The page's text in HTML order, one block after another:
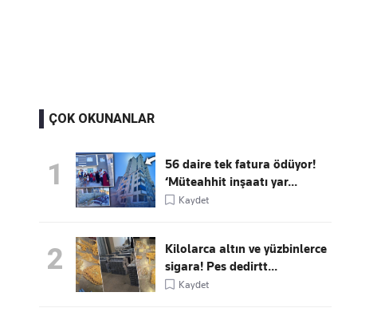
ÇOK OKUNANLAR
1
56 daire tek fatura ödüyor!
‘Müteahhit inşaatı yar...
Kaydet
2
Kilolarca altın ve yüzbinlerce
sigara! Pes dedirtt...
Kaydet